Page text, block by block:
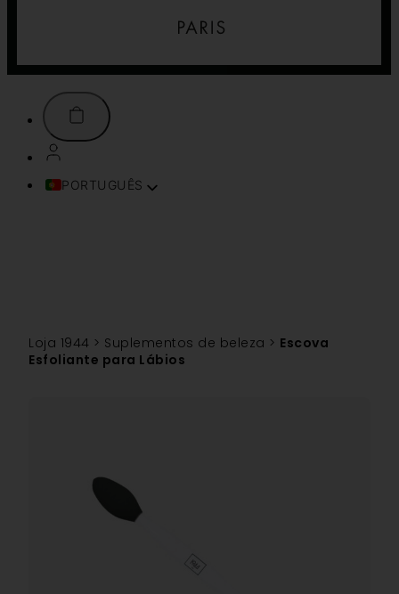
PORTUGUÊS
简体中文
TIẾNG VIỆT
Loja 1944 > Suplementos de beleza > Escova
Esfoliante para Lábios